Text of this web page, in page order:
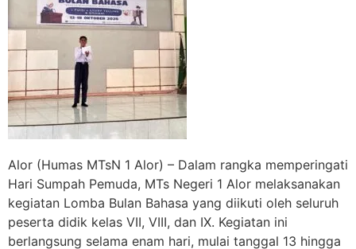
Alor (Humas MTsN 1 Alor) – Dalam rangka memperingati
Hari Sumpah Pemuda, MTs Negeri 1 Alor melaksanakan
kegiatan Lomba Bulan Bahasa yang diikuti oleh seluruh
peserta didik kelas VII, VIII, dan IX. Kegiatan ini
berlangsung selama enam hari, mulai tanggal 13 hingga